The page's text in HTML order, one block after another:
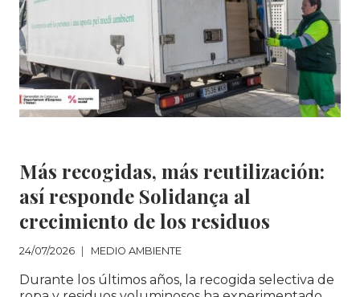
Más recogidas, más reutilización:
así responde Solidança al
crecimiento de los residuos‌
24/07/2026 MEDIO AMBIENTE
Durante los últimos años, la recogida selectiva de